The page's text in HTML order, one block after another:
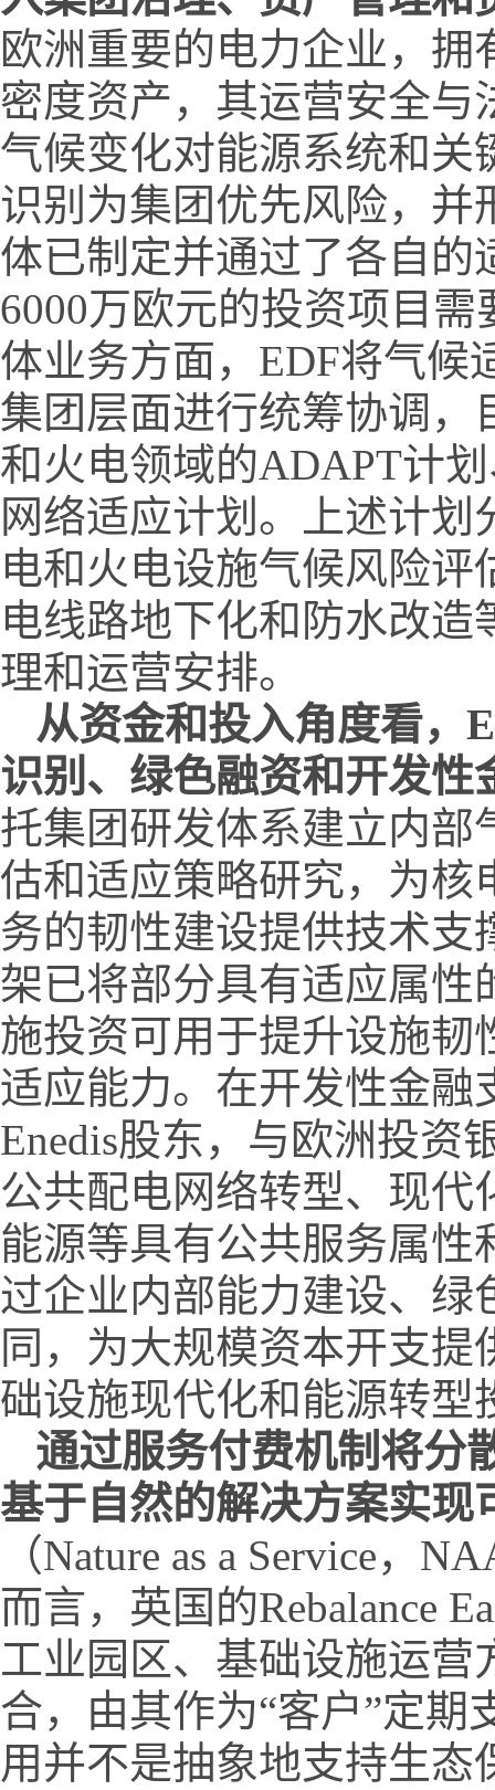
欧洲重要的电力企业，
密度资产，其运营安全与
气候变化对能源系统和关
识别为集团优先风险，并
体已制定并通过了各自的
6000万欧元的投资项目
体业务方面，EDF将气候
集团层面进行统筹协调，
和火电领域的ADAPT计
网络适应计划。上述计
电和火电设施气候风险
电线路地下化和防水改
理和运营安排。
从资金和投入角度看，
识别、绿色融资和开发
托集团研发体系建立内部
估和适应策略研究，为核
务的韧性建设提供技术支
架已将部分具有适应属性
施投资可用于提升设施韧
适应能力。在开发性金融
Enedis股东，与欧洲投资
公共配电网络转型、现
能源等具有公共服务属
过企业内部能力建设、
同，为大规模资本开支
础设施现代化和能源转型
通过服务付费机制将分
基于自然的解决方案实现
（Nature as a Service，
而言，英国的Rebalance
工业园区、基础设施运
合，由其作为“客户”定
用并不是抽象地支持生